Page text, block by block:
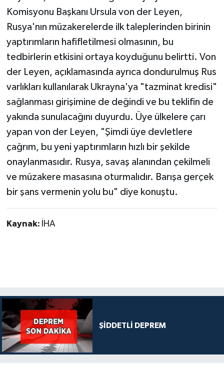
Komisyonu Başkanı Ursula von der Leyen,
Rusya'nın müzakerelerde ilk taleplerinden birinin
yaptırımların hafifletilmesi olmasının, bu
tedbirlerin etkisini ortaya koyduğunu belirtti. Von
der Leyen, açıklamasında ayrıca dondurulmuş Rus
varlıkları kullanılarak Ukrayna'ya "tazminat kredisi"
sağlanması girişimine de değindi ve bu teklifin de
yakında sunulacağını duyurdu. Üye ülkelere çarı
yapan von der Leyen, "Şimdi üye devletlere
çağrım, bu yeni yaptırımların hızlı bir şekilde
onaylanmasıdır. Rusya, savaş alanından çekilmeli
ve müzakere masasına oturmalıdır. Barışa gerçek
bir şans vermenin yolu bu" diye konuştu.
Kaynak: İHA
ŞİDDETLİ DEPREM